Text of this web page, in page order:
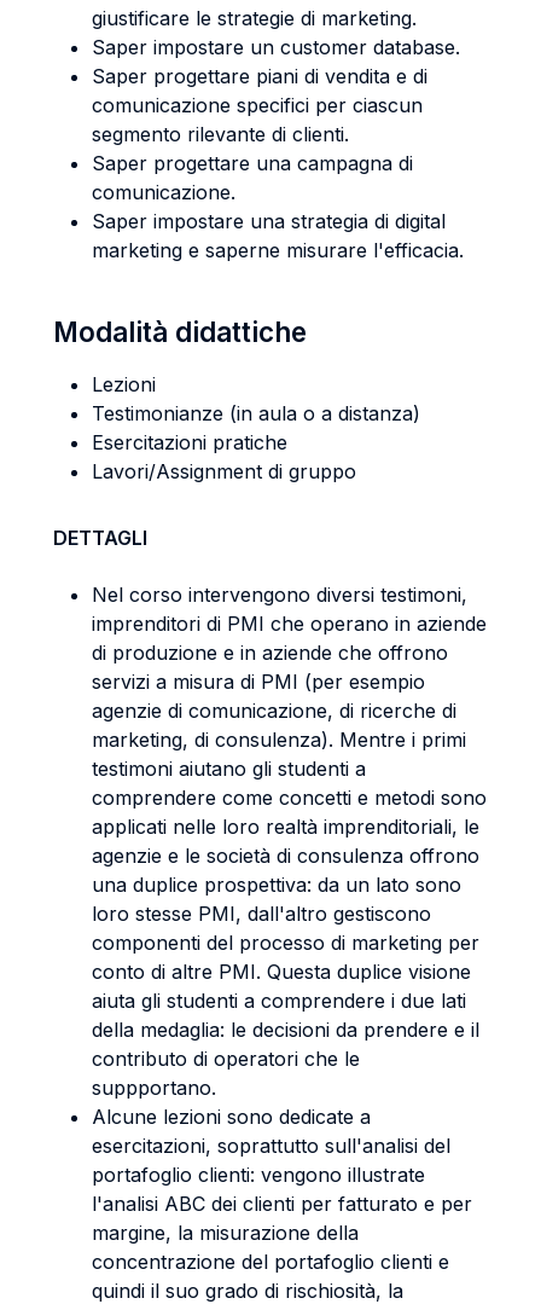
giustificare le strategie di marketing.
Saper impostare un customer database.
Saper progettare piani di vendita e di
comunicazione specifici per ciascun
segmento rilevante di clienti.
Saper progettare una campagna di
comunicazione.
Saper impostare una strategia di digital
marketing e saperne misurare l'efficacia.
Modalità didattiche
Lezioni
Testimonianze (in aula o a distanza)
Esercitazioni pratiche
Lavori/Assignment di gruppo
DETTAGLI
Nel corso intervengono diversi testimoni,
imprenditori di PMI che operano in aziende
di produzione e in aziende che offrono
servizi a misura di PMI (per esempio
agenzie di comunicazione, di ricerche di
marketing, di consulenza). Mentre i primi
testimoni aiutano gli studenti a
comprendere come concetti e metodi sono
applicati nelle loro realtà imprenditoriali, le
agenzie e le società di consulenza offrono
una duplice prospettiva: da un lato sono
loro stesse PMI, dall'altro gestiscono
componenti del processo di marketing per
conto di altre PMI. Questa duplice visione
aiuta gli studenti a comprendere i due lati
della medaglia: le decisioni da prendere e il
contributo di operatori che le
suppportano.
Alcune lezioni sono dedicate a
esercitazioni, soprattutto sull'analisi del
portafoglio clienti: vengono illustrate
l'analisi ABC dei clienti per fatturato e per
margine, la misurazione della
concentrazione del portafoglio clienti e
quindi il suo grado di rischiosità, la